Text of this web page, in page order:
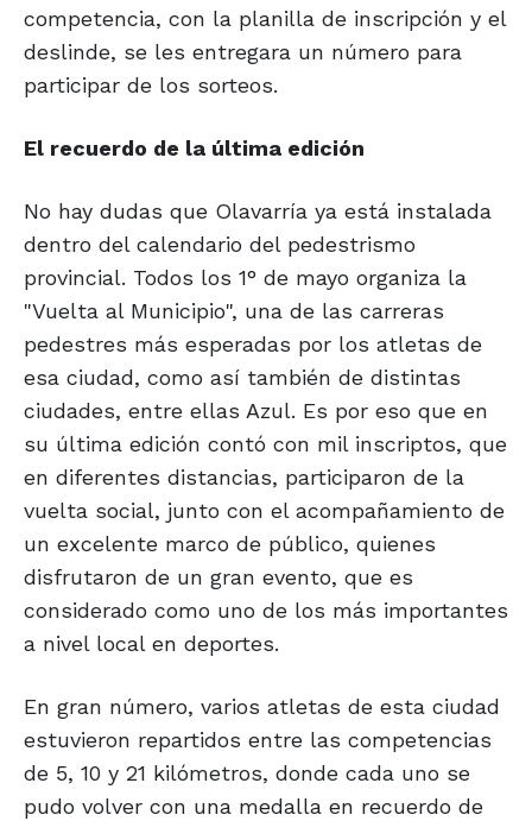
competencia, con la planilla de inscripción y el
deslinde, se les entregara un número para
participar de los sorteos.
El recuerdo de la última edición
No hay dudas que Olavarría ya está instalada
dentro del calendario del pedestrismo
provincial. Todos los 1° de mayo organiza la
"Vuelta al Municipio", una de las carreras
pedestres más esperadas por los atletas de
esa ciudad, como así también de distintas
ciudades, entre ellas Azul. Es por eso que en
su última edición contó con mil inscriptos, que
en diferentes distancias, participaron de la
vuelta social, junto con el acompañamiento de
un excelente marco de público, quienes
disfrutaron de un gran evento, que es
considerado como uno de los más importantes
a nivel local en deportes.
En gran número, varios atletas de esta ciudad
estuvieron repartidos entre las competencias
de 5, 10 y 21 kilómetros, donde cada uno se
pudo volver con una medalla en recuerdo de